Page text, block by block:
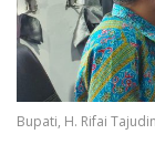
Bupati, H. Rifai